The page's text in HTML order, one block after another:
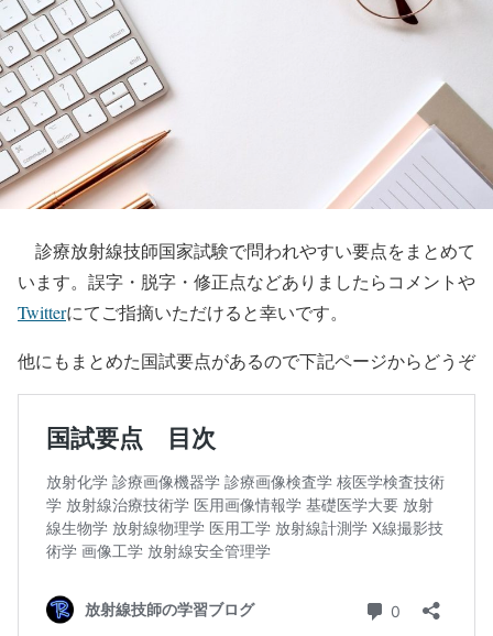
診療放射線技師国家試験で問われやすい要点をまとめて
います。誤字・脱字・修正点などありましたらコメントや
Twitterにてご指摘いただけると幸いです。
他にもまとめた国試要点があるので下記ページからどうぞ